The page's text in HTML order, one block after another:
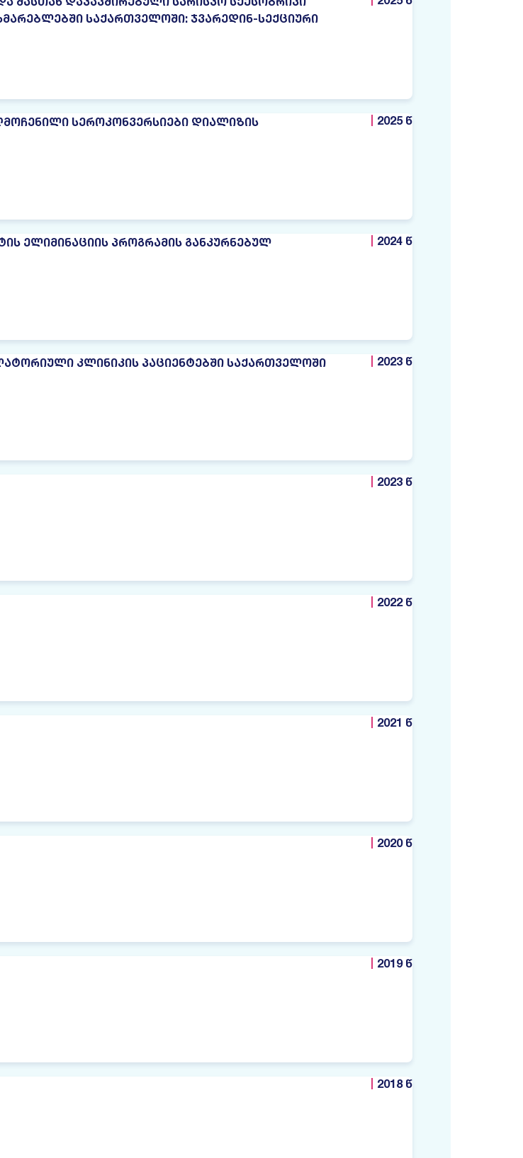
ᲡᲐᲥᲐᲠᲗᲕᲔᲚᲝᲨᲘ: ᲯᲕᲐᲠᲔᲓᲘᲜ-ᲡᲔᲥᲪᲘᲣᲠᲘ
ᲡᲔᲠᲝᲙᲝᲜᲕᲔᲠᲡᲘᲔᲑᲘ ᲓᲘᲐᲚᲘᲖᲘᲡ
2025 წ
ᲔᲚᲘᲛᲘᲜᲐᲪᲘᲘᲡ ᲞᲠᲝᲒᲠᲐᲛᲘᲡ ᲒᲐᲜᲙᲣᲠᲜᲔᲑᲣᲚ
2024 წ
ᲙᲚᲘᲜᲘᲙᲘᲡ ᲞᲐᲪᲘᲔᲜᲢᲔᲑᲨᲘ ᲡᲐᲥᲐᲠᲗᲕᲔᲚᲝᲨᲘ 2023 წ
2023 წ
2022 წ
2021 წ
2020 წ
2019 წ
2018 წ